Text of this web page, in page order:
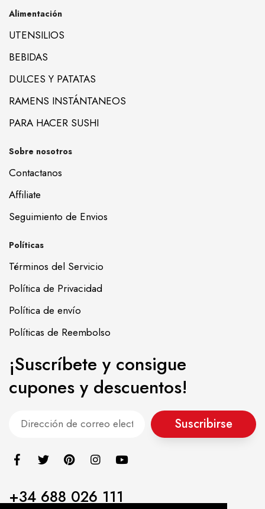
Alimentación
UTENSILIOS
BEBIDAS
DULCES Y PATATAS
RAMENS INSTÁNTANEOS
PARA HACER SUSHI
Sobre nosotros
Contactanos
Affiliate
Seguimiento de Envios
Políticas
Términos del Servicio
Política de Privacidad
Política de envío
Políticas de Reembolso
¡Suscríbete y consigue
cupones y descuentos!
Suscribirse
+34 688 026 111